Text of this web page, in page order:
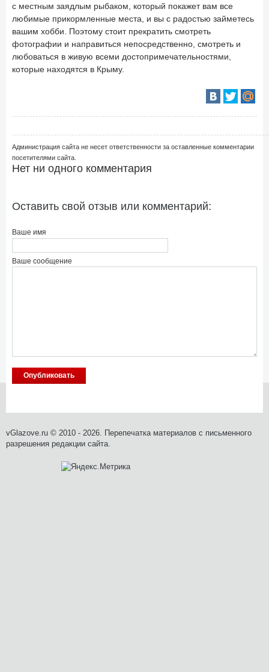
с местным заядлым рыбаком, который покажет вам все
любимые прикормленные места, и вы с радостью займетесь
вашим хобби. Поэтому стоит прекратить смотреть
фотографии и направиться непосредственно, смотреть и
любоваться в живую всеми достопримечательностями,
которые находятся в Крыму.
Администрация сайта не несет ответственности за оставленные комментарии
посетителями сайта.
Нет ни одного комментария
Оставить свой отзыв или комментарий:
Ваше имя
Ваше сообщение
vGlazove.ru © 2010 - 2026. Перепечатка материалов с письменного
разрешения редакции сайта.